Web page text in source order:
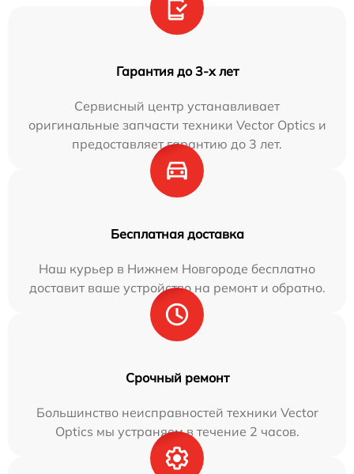
Гарантия до 3-х лет
Сервисный центр устанавливает
оригинальные запчасти техники Vector Optics и
предоставляет гарантию до 3 лет.
Бесплатная доставка
Наш курьер в Нижнем Новгороде бесплатно
доставит ваше устройство на ремонт и обратно.
Срочный ремонт
Большинство неисправностей техники Vector
Optics мы устраняем в течение 2 часов.